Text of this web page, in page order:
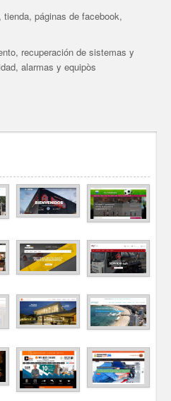
páginas de facebook,
recuperación de sistemas y
alarmas y equipòs